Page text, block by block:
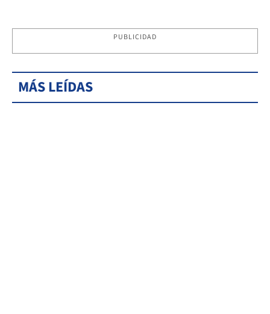
PUBLICIDAD
MÁS LEÍDAS